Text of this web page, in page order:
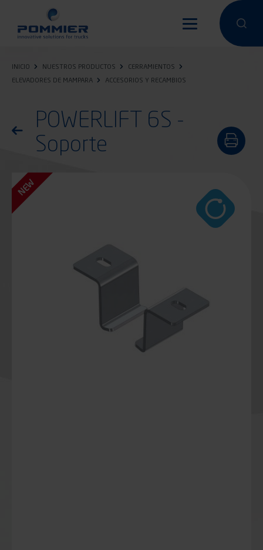
contenido
Hacer una
INICIO NUESTROS PRODUCTOS
CERRAMIENTOS
ELEVADORES DE MAMPARA
ACCESORIOS Y RECAMBIOS
Volver a la lista de productos
POWERLIFT 6S -
Soporte
NEW